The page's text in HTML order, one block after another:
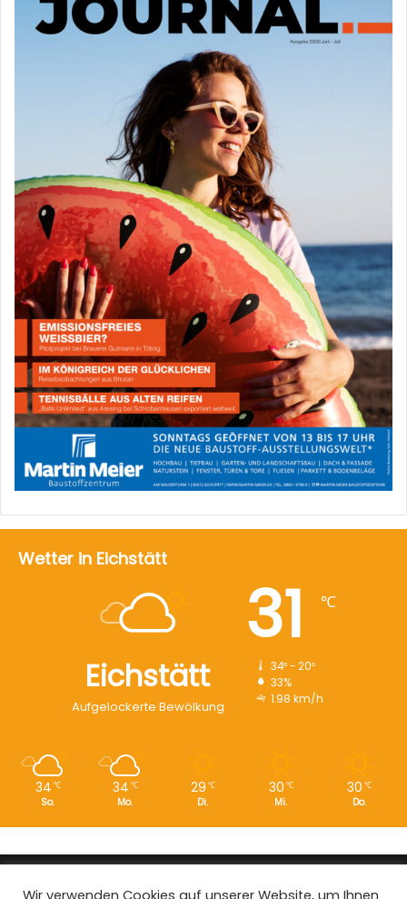
Wetter in Eichstätt
Eichstätt
Aufgelockerte Bewölkung
31 ℃
34º - 20º
33%
1.98 km/h
34 ℃
So.
34 ℃
Mo.
29 ℃
Di.
30 ℃
Mi.
30 ℃
Do.
Copyright © 2008 - 2026 EI-Live.de | Alle Rechte vorbehalten.
Wir verwenden Cookies auf unserer Website, um Ihnen